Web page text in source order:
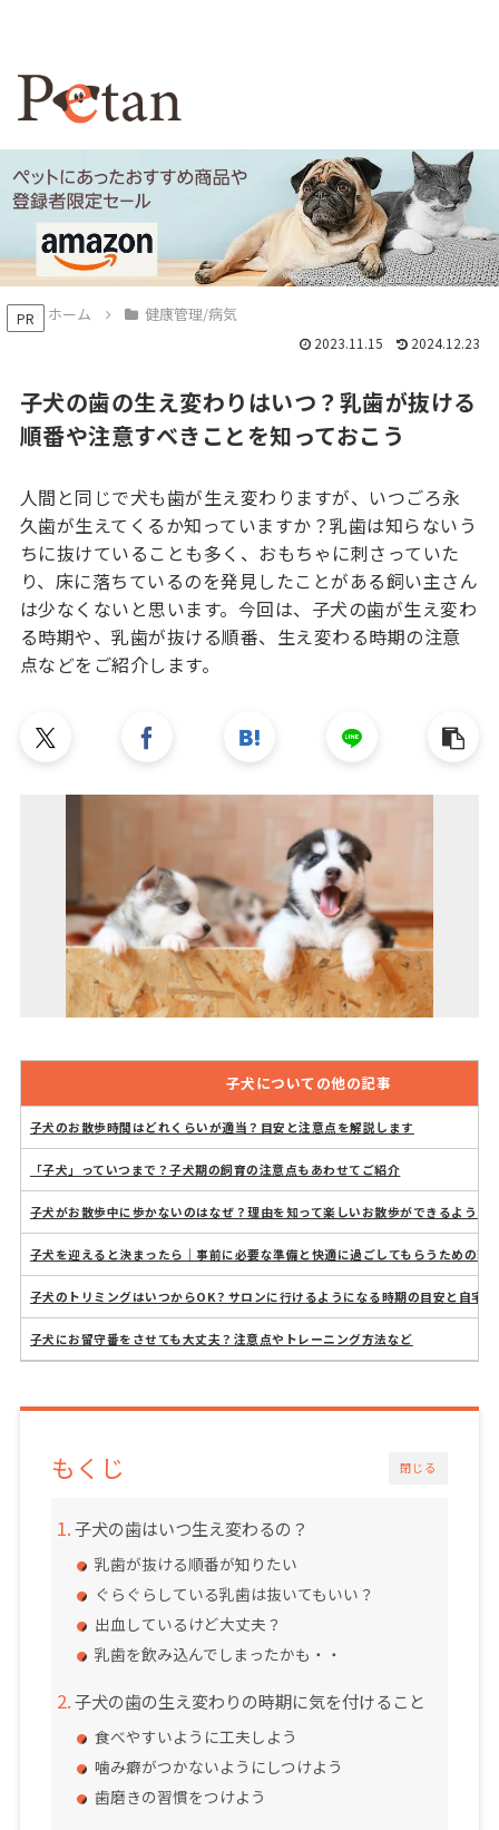
PR ホーム 健康管理/病気
子犬の歯の生え変わりはいつ？乳歯が抜ける
順番や注意すべきことを知っておこう
2023.11.15 2024.12.23
人間と同じで犬も歯が生え変わりますが、いつごろ永
久歯が生えてくるか知っていますか？乳歯は知らないう
ちに抜けていることも多く、おもちゃに刺さっていた
り、床に落ちているのを発見したことがある飼い主さん
は少なくないと思います。今回は、子犬の歯が生え変わ
る時期や、乳歯が抜ける順番、生え変わる時期の注意
点などをご紹介します。
子犬についての他の記事
子犬のお散歩時間はどれくらいが適当？目安と注意点を解説します
「子犬」っていつまで？子犬期の飼育の注意点もあわせてご紹介
子犬がお散歩中に歩かないのはなぜ？理由を知って楽しいお散歩ができるように
子犬を迎えると決まったら｜事前に必要な準備と快適に過ごしてもらうための環
子犬のトリミングはいつからOK？サロンに行けるようになる時期の目安と自宅
子犬にお留守番をさせても大丈夫？注意点やトレーニング方法など
閉じる
もくじ
子犬の歯はいつ生え変わるの？
乳歯が抜ける順番が知りたい
ぐらぐらしている乳歯は抜いてもいい？
出血しているけど大丈夫？
乳歯を飲み込んでしまったかも・・
子犬の歯の生え変わりの時期に気を付けること
食べやすいように工夫しよう
噛み癖がつかないようにしつけよう
歯磨きの習慣をつけよう